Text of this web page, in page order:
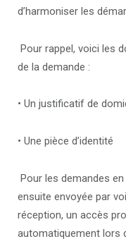
d’harmoniser les
Pour rappel, voici les
de la demande :
• Un justificatif de
• Une pièce d’identité
Pour les demandes
ensuite envoyée par
réception, un accès
automatiquement lors